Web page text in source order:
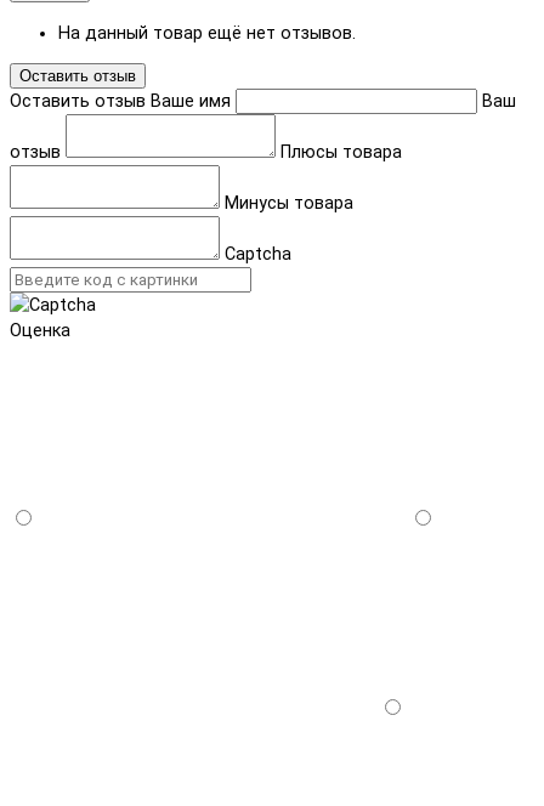
На данный товар ещё нет отзывов.
Оставить отзыв
Оставить отзыв Ваше имя Ваш
отзыв Плюсы товара
Минусы товара
Captcha
Оценка